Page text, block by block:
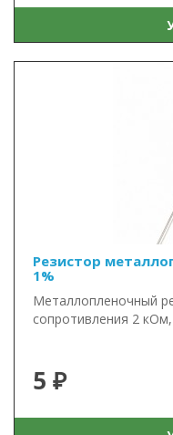
Резистор
1%
Металлопленочный
сопротивления 2
5 ₽